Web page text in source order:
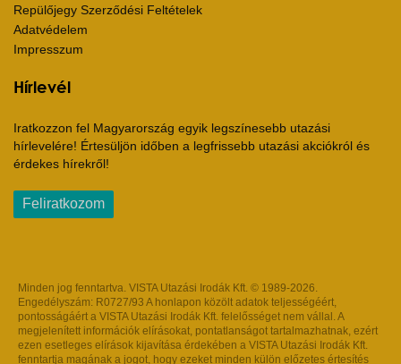
Repülőjegy Szerződési Feltételek
Adatvédelem
Impresszum
Hírlevél
Iratkozzon fel Magyarország egyik legszínesebb utazási
hírlevelére! Értesüljön időben a legfrissebb utazási akciókról és
érdekes hírekről!
Feliratkozom
Minden jog fenntartva. VISTA Utazási Irodák Kft. © 1989-2026.
Engedélyszám: R0727/93 A honlapon közölt adatok teljességéért,
pontosságáért a VISTA Utazási Irodák Kft. felelősséget nem vállal. A
megjelenített információk elírásokat, pontatlanságot tartalmazhatnak, ezért
ezen esetleges elírások kijavítása érdekében a VISTA Utazási Irodák Kft.
fenntartja magának a jogot, hogy ezeket minden külön előzetes értesítés